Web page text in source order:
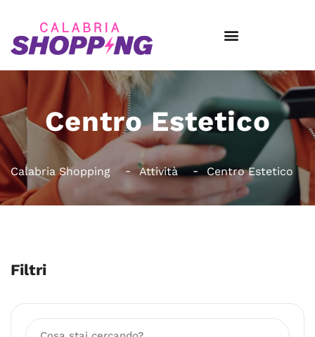
Centro Estetico
Calabria Shopping Attività Centro Estetico
Filtri